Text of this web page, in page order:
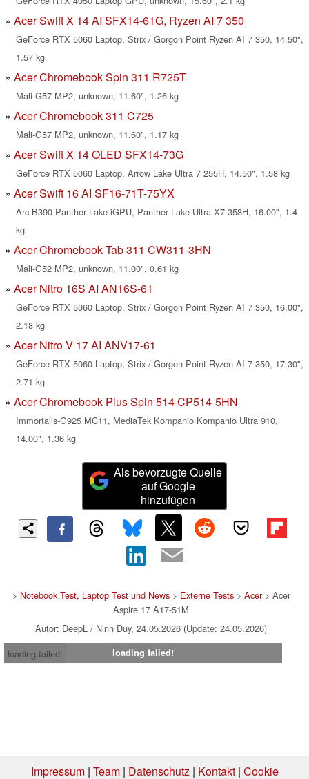
Acer Swift X 14 AI SFX14-61G, Ryzen AI 7 350
GeForce RTX 5060 Laptop, Strix / Gorgon Point Ryzen AI 7 350, 14.50",
1.57 kg
Acer Chromebook Spin 311 R725T
Mali-G57 MP2, unknown, 11.60", 1.26 kg
Acer Chromebook 311 C725
Mali-G57 MP2, unknown, 11.60", 1.17 kg
Acer Swift X 14 OLED SFX14-73G
GeForce RTX 5060 Laptop, Arrow Lake Ultra 7 255H, 14.50", 1.58 kg
Acer Swift 16 AI SF16-71T-75YX
Arc B390 Panther Lake iGPU, Panther Lake Ultra X7 358H, 16.00", 1.4
kg
Acer Chromebook Tab 311 CW311-3HN
Mali-G52 MP2, unknown, 11.00", 0.61 kg
Acer Nitro 16S AI AN16S-61
GeForce RTX 5060 Laptop, Strix / Gorgon Point Ryzen AI 7 350, 16.00",
2.18 kg
Acer Nitro V 17 AI ANV17-61
GeForce RTX 5060 Laptop, Strix / Gorgon Point Ryzen AI 7 350, 17.30",
2.71 kg
Acer Chromebook Plus Spin 514 CP514-5HN
Immortalis-G925 MC11, MediaTek Kompanio Kompanio Ultra 910,
14.00", 1.36 kg
Als bevorzugte Quelle
auf Google
hinzufügen
> Notebook Test, Laptop Test und News> Externe Tests> Acer> Acer
Aspire 17 A17-51M
Autor: DeepL / Ninh Duy, 24.05.2026 (Update: 24.05.2026)
loading failed!
loading failed!
Impressum| Team| Datenschutz| Kontakt| Cookie